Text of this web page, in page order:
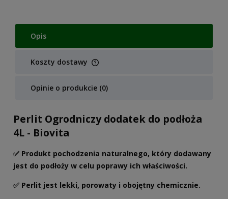
Opis
Koszty dostawy
Cena nie zawiera ewentualnych kosztów płatności
Opinie o produkcie (0)
Perlit Ogrodniczy dodatek do podłoża
4L - Biovita
✅ Produkt pochodzenia naturalnego, który dodawany
jest do podłoży w celu poprawy ich właściwości.
✅ Perlit jest lekki, porowaty i obojętny chemicznie.